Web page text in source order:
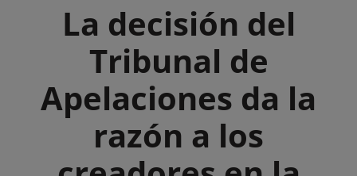
La decisión del
Tribunal de
Apelaciones da la
razón a los